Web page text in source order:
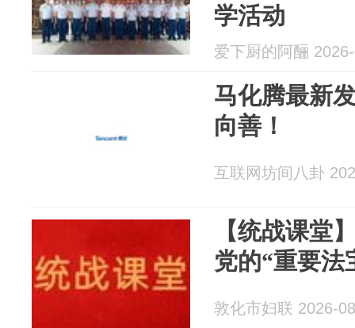
学活动
爱下厨的阿酾
马化腾最新
向善！
互联网坊间八卦
【统战课堂
党的“重要法
敦化市妇联 2026-